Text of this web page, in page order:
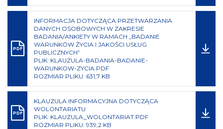
PDF
INFORMACJA DOTYCZĄCA PRZETWARZANIA
DANYCH OSOBOWYCH W ZAKRESIE
BADANIA/ANKIETY W RAMACH „BADANIE
WARUNKÓW ŻYCIA I JAKOŚCI USŁUG
PUBLICZNYCH”
PLIK: KLAUZULA-BADANIA-BADANIE-
WARUNKOW-ZYCIA.PDF
ROZMIAR PLIKU: 631,7 KB
PDF
KLAUZULA INFORMACYJNA DOTYCZĄCA
WOLONTARIATU
PLIK: KLAUZULA_WOLONTARIAT.PDF
ROZMIAR PLIKU: 939,2 KB